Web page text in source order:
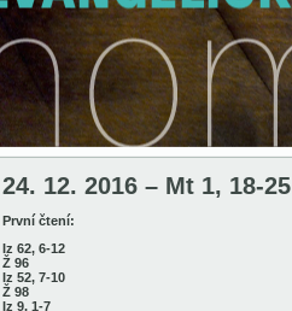
24. 12. 2016 – Mt 1, 18-25
První čtení:
Iz 62, 6-12
Ž 96
Iz 52, 7-10
Ž 98
Iz 9, 1-7